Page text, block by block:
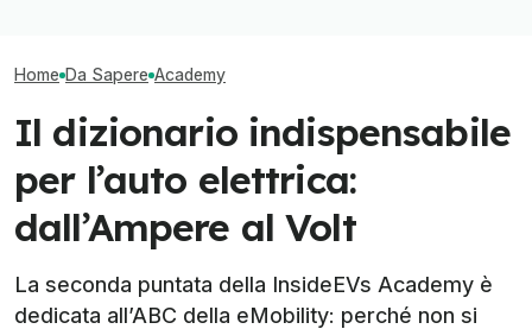
Home Da Sapere Academy
Il dizionario indispensabile
per l’auto elettrica:
dall’Ampere al Volt
La seconda puntata della InsideEVs Academy è
dedicata all’ABC della eMobility: perché non si